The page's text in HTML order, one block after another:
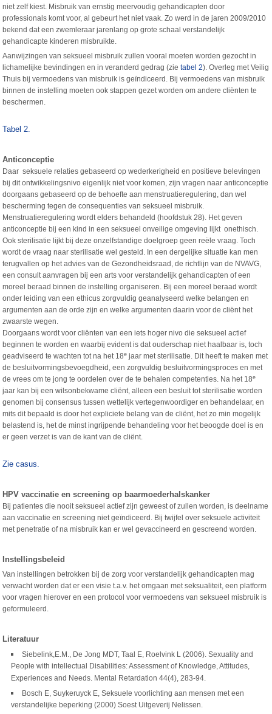
niet zelf kiest. Misbruik van ernstig meervoudig gehandicapten door
professionals komt voor, al gebeurt het niet vaak. Zo werd in de jaren 2009/2010
bekend dat een zwemleraar jarenlang op grote schaal verstandelijk
gehandicapte kinderen misbruikte.
Aanwijzingen van seksueel misbruik zullen vooral moeten worden gezocht in
lichamelijke bevindingen en in veranderd gedrag (zietabel 2). Overleg met Veilig
Thuis bij vermoedens van misbruik is geïndiceerd. Bij vermoedens van misbruik
binnen de instelling moeten ook stappen gezet worden om andere cliënten te
beschermen.
Tabel 2.
Anticonceptie
Daar seksuele relaties gebaseerd op wederkerigheid en positieve belevingen
bij dit ontwikkelingsnivo eigenlijk niet voor komen, zijn vragen naar anticonceptie
doorgaans gebaseerd op de behoefte aan menstruatieregulering, dan wel
bescherming tegen de consequenties van seksueel misbruik.
Menstruatieregulering wordt elders behandeld (hoofdstuk 28). Het geven
anticonceptie bij een kind in een seksueel onveilige omgeving lijkt onethisch.
Ook sterilisatie lijkt bij deze onzelfstandige doelgroep geen reële vraag. Toch
wordt de vraag naar sterilisatie wel gesteld. In een dergelijke situatie kan men
terugvallen op het advies van de Gezondheidsraad, de richtlijn van de NVAVG,
een consult aanvragen bij een arts voor verstandelijk gehandicapten of een
moreel beraad binnen de instelling organiseren. Bij een moreel beraad wordt
onder leiding van een ethicus zorgvuldig geanalyseerd welke belangen en
argumenten aan de orde zijn en welke argumenten daarin voor de cliënt het
zwaarste wegen.
Doorgaans wordt voor cliënten van een iets hoger nivo die seksueel actief
beginnen te worden en waarbij evident is dat ouderschap niet haalbaar is, toch
geadviseerd te wachten tot na het 18e jaar met sterilisatie. Dit heeft te maken met
de besluitvormingsbevoegdheid, een zorgvuldig besluitvormingsproces en met
de vrees om te jong te oordelen over de te behalen competenties. Na het 18e
jaar kan bij een wilsonbekwame cliënt, alleen een besluit tot sterilisatie worden
genomen bij consensus tussen wettelijk vertegenwoordiger en behandelaar, en
mits dit bepaald is door het expliciete belang van de cliënt, het zo min mogelijk
belastend is, het de minst ingrijpende behandeling voor het beoogde doel is en
er geen verzet is van de kant van de cliënt.
Zie casus.
HPV vaccinatie en screening op baarmoederhalskanker
Bij patientes die nooit seksueel actief zijn geweest of zullen worden, is deelname
aan vaccinatie en screening niet geïndiceerd. Bij twijfel over seksuele activiteit
met penetratie of na misbruik kan er wel gevaccineerd en gescreend worden.
Instellingsbeleid
Van instellingen betrokken bij de zorg voor verstandelijk gehandicapten mag
verwacht worden dat er een visie t.a.v. het omgaan met seksualiteit, een platform
voor vragen hierover en een protocol voor vermoedens van seksueel misbruik is
geformuleerd.
Literatuur
Siebelink,E.M., De Jong MDT, Taal E, Roelvink L (2006). Sexuality and
People with intellectual Disabilities: Assessment of Knowledge, Attitudes,
Experiences and Needs. Mental Retardation 44(4), 283-94.
Bosch E, Suykeruyck E, Seksuele voorlichting aan mensen met een
verstandelijke beperking (2000) Soest Uitgeverij Nelissen.